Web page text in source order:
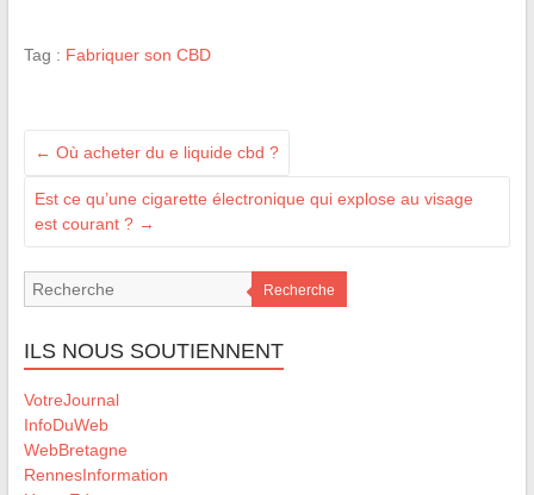
Tag : Fabriquer son CBD
← Où acheter du e liquide cbd ?
Est ce qu’une cigarette électronique qui explose au visage
est courant ? →
Recherche
ILS NOUS SOUTIENNENT
VotreJournal
InfoDuWeb
WebBretagne
RennesInformation